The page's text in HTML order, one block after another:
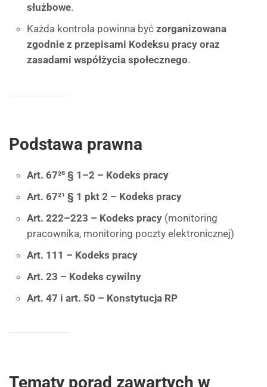
służbowe.
Każda kontrola powinna być zorganizowana
zgodnie z przepisami Kodeksu pracy oraz
zasadami współżycia społecznego.
Podstawa prawna
Art. 67²⁸ § 1–2 – Kodeks pracy
Art. 67²¹ § 1 pkt 2 – Kodeks pracy
Art. 222–223 – Kodeks pracy (monitoring
pracownika, monitoring poczty elektronicznej)
Art. 111 – Kodeks pracy
Art. 23 – Kodeks cywilny
Art. 47 i art. 50 – Konstytucja RP
Tematy porad zawartych w